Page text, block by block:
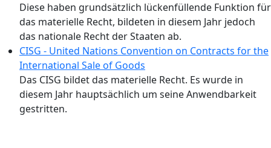
Diese haben grundsätzlich lückenfüllende Funktion für
das materielle Recht, bildeten in diesem Jahr jedoch
das nationale Recht der Staaten ab.
CISG - United Nations Convention on Contracts for the
International Sale of Goods
Das CISG bildet das materielle Recht. Es wurde in
diesem Jahr hauptsächlich um seine Anwendbarkeit
gestritten.